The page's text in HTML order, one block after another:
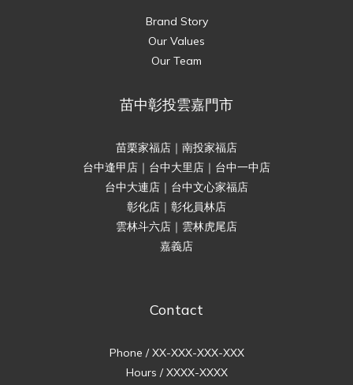
Brand Story
Our Values
Our Team
苗中彰投雲嘉門市
苗栗家福店｜南投家福店
台中逢甲店｜台中大里店｜台中一中店
台中大連店｜台中文心家福店
彰化店｜彰化員林店
雲林斗六店｜雲林虎尾店
嘉義店
Contact
Phone / XX-XXX-XXX-XXX
Hours / XXXX-XXXX